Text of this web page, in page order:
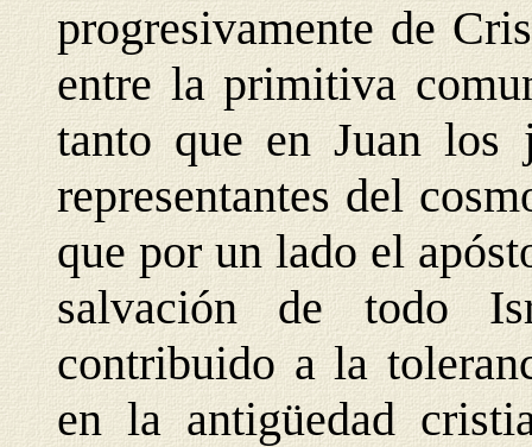
progresivamente de
entre la primitiva
tanto que en Juan los
representantes del
que por un lado el
salvación de todo
contribuido a la
en la antigüedad